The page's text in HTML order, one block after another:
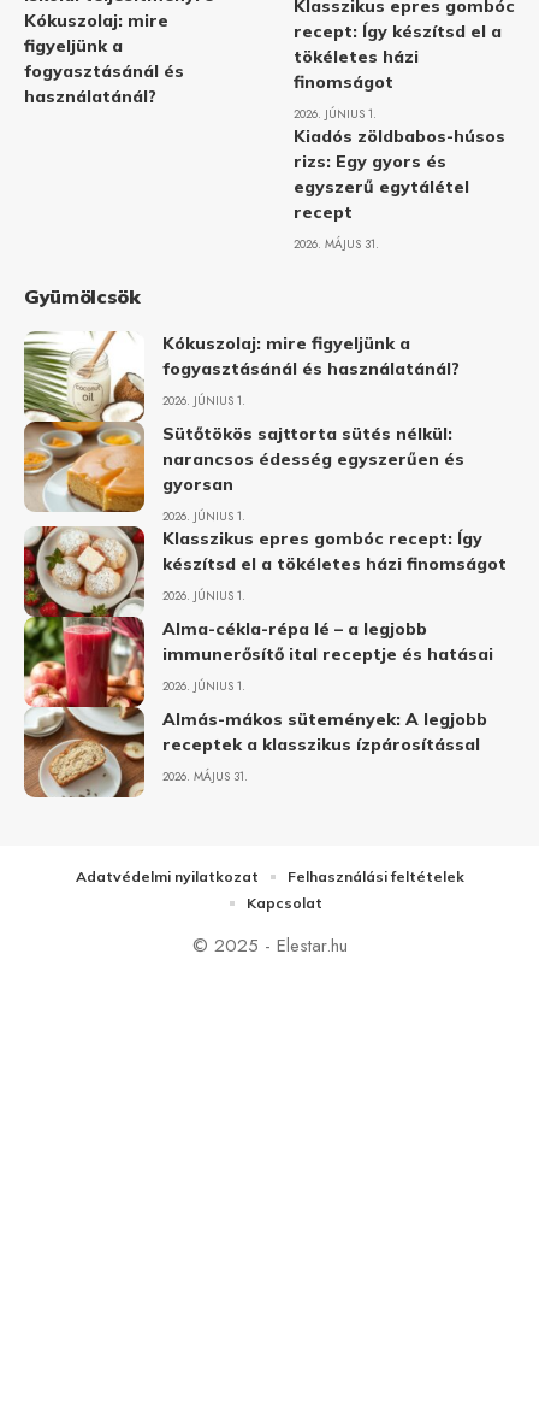
Kókuszolaj: mire
figyeljünk a
fogyasztásánál és
használatánál?
Klasszikus epres gombóc
recept: Így készítsd el a
tökéletes házi
finomságot
2026. JÚNIUS 1.
Kiadós zöldbabos-húsos
rizs: Egy gyors és
egyszerű egytálétel
recept
2026. MÁJUS 31.
Gyümölcsök
Kókuszolaj: mire figyeljünk a
fogyasztásánál és használatánál?
2026. JÚNIUS 1.
Sütőtökös sajttorta sütés nélkül:
narancsos édesség egyszerűen és
gyorsan
2026. JÚNIUS 1.
Klasszikus epres gombóc recept: Így
készítsd el a tökéletes házi finomságot
2026. JÚNIUS 1.
Alma-cékla-répa lé – a legjobb
immunerősítő ital receptje és hatásai
2026. JÚNIUS 1.
Almás-mákos sütemények: A legjobb
receptek a klasszikus ízpárosítással
2026. MÁJUS 31.
© 2025 - Elestar.hu
Adatvédelmi nyilatkozat
Felhasználási feltételek
Kapcsolat